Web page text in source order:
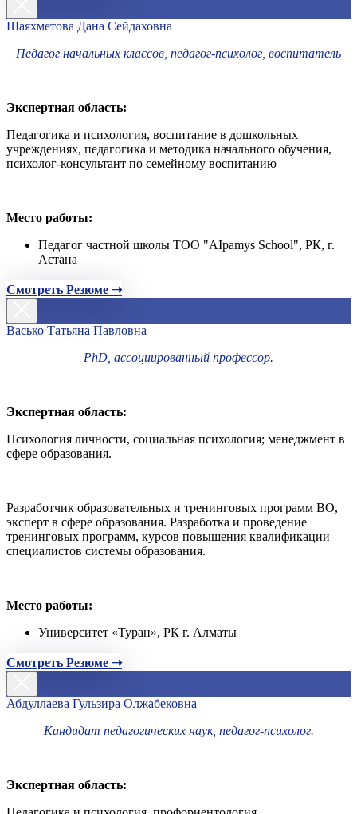
Шаяхметова Дана Сейдаховна
Педагог начальных классов, педагог-психолог, воспитатель
Экспертная область:
Педагогика и психология, воспитание в дошкольных
учреждениях, педагогика и методика начального обучения,
психолог-консультант по семейному воспитанию
Место работы:
Педагог частной школы ТОО "AIpamys School", РК, г.
Астана
Смотреть Резюме ➝
Васько Татьяна Павловна
PhD, ассоциированный профессор.
Экспертная область:
Психология личности, социальная психология; менеджмент в
сфере образования.
Разработчик образовательных и тренинговых программ ВО,
эксперт в сфере образования. Разработка и проведение
тренинговых программ, курсов повышения квалификации
специалистов системы образования.
Место работы:
Университет «Туран», РК г. Алматы
Смотреть Резюме ➝
Абдуллаева Гульзира Олжабековна
Кандидат педагогических наук, педагог-психолог.
Экспертная область: